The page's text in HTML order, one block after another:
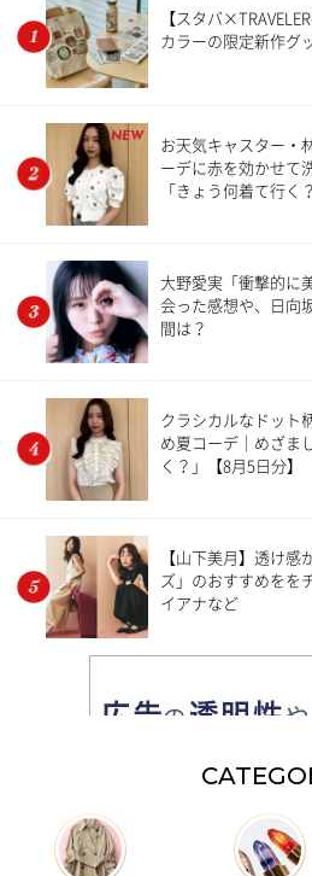
【スタバ
カラーの限定新作グ
NEW
お天気キャスター・
ーデに赤を効かせて
「きょう何着て行く
大野愛実「衝撃的に
会った感想や、日向
間は？
クラシカルなドット
め夏コーデ｜めざま
く？」【8月5日分】
【山下美月】透け
ズ」のおすすめをを
イアナなど